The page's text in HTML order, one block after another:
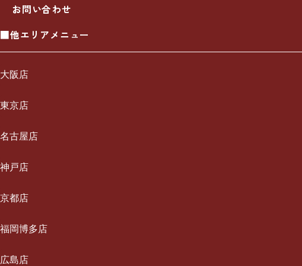
お問い合わせ
■他エリアメニュー
大阪店
一休について
ご利用の流れ
ブログ
お知らせ
採用情報
東京店
一休について
ご利用の流れ
ブログ
お知らせ
名古屋店
一休について
ご利用の流れ
神戸店
一休について
ご利用の流れ
京都店
一休について
ご利用の流れ
福岡博多店
一休について
広島店